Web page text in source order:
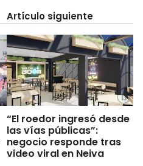
Artículo siguiente
“El roedor ingresó desde
las vías públicas”:
negocio responde tras
video viral en Neiva